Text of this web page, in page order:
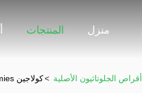
منزل المنتجات
أقراص الجلوتاثيون الأصلية >كولاجين GSH Original Glutathione Gummies تبييض حبوب الجلوتاثيون